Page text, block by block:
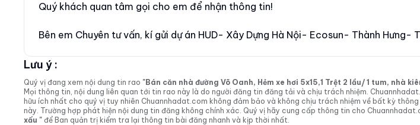
Quý khách quan tâm gọi cho em để nhận thông tin!
Bên em Chuyên tư vấn, kí gửi dự án HUD- Xây Dựng Hà Nội- Ecosun- Thành
Lưu ý :
Quý vị đang xem nội dung tin rao "Bán căn nhà đường Võ Oanh, Hẻm xe hơi 5x15,1 Trệt 2 lầu/ 1 tum, nhà
Mọi thông tin, nội dung liên quan tới tin rao này là do người đăng tin đăng tải và chịu trách nhiệm.
hữu ích nhất cho quý vị tuy nhiên Chuannhadat.com không đảm bảo và không chịu trách nhiệm về bất kỳ
này. Trường hợp phát hiện nội dung tin đăng không chính xác. Quý vị hãy cung cấp thông tin cho
xấu " để Ban quản trị kiểm tra lại thông tin bài đăng nhanh và kịp thời nhất.